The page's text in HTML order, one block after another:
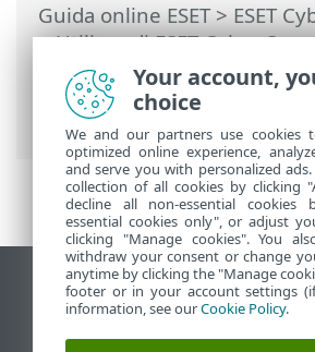
Guida online ESET>ESET
>Utilizzo di ESET Cyber
Protezione antivirus e
Configurazione dei
ThreatSense
Visualizza sito desktop
End of Life
Your account,
choice
We and our partners use cookies
optimized online experience,
and serve you with personalized
collection of all cookies by clicking
decline all non-essential cookies
essential cookies only", or adjust
clicking "Manage cookies". You
withdraw your consent or change
anytime by clicking the "Manage
footer or in your account settings
information, see ourCookie Policy.